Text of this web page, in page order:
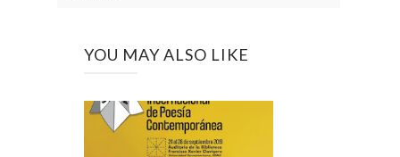
YOU MAY ALSO LIKE